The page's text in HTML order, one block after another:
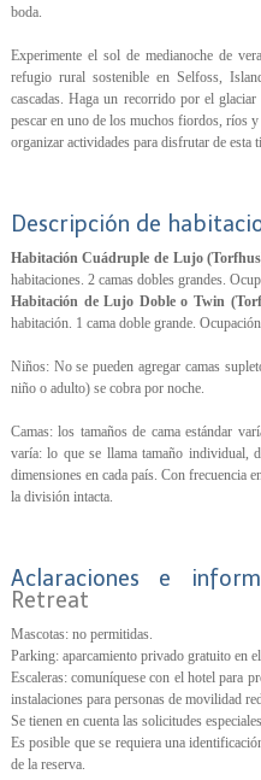
boda.
Experimente el sol de medianoche de
refugio rural sostenible en Selfoss,
cascadas. Haga un recorrido por el
pescar en uno de los muchos fiordos, ríos
organizar actividades para disfrutar de esta
Descripción de
Habitación Cuádruple de Lujo
habitaciones. 2 camas dobles grandes.
Habitación de Lujo Doble o Twin
habitación. 1 cama doble grande.
Niños: No se pueden agregar camas
niño o adulto) se cobra por noche.
Camas: los tamaños de cama estándar
varía: lo que se llama tamaño individual,
dimensiones en cada país. Con frecuencia
la división intacta.
Aclaraciones e
Retreat
Mascotas: no permitidas.
Parking: aparcamiento privado gratuito en
Escaleras: comuníquese con el hotel para
instalaciones para personas de movilidad
Se tienen en cuenta las solicitudes
Es posible que se requiera una
de la reserva.